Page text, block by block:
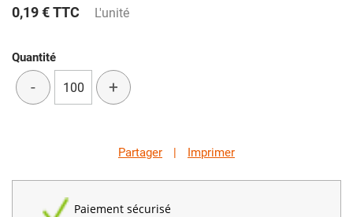
0,19 €TTC L'unité
Quantité
- +
Partager | Imprimer
Paiement sécurisé